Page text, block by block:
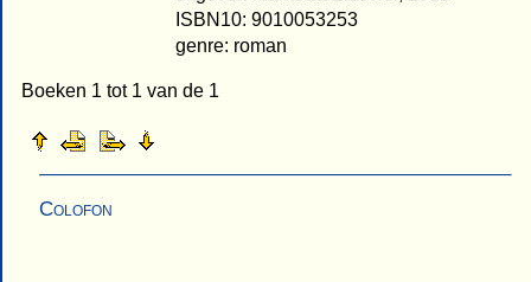
ISBN10: 9010053253
genre: roman
Boeken 1 tot 1 van de 1
Colofon